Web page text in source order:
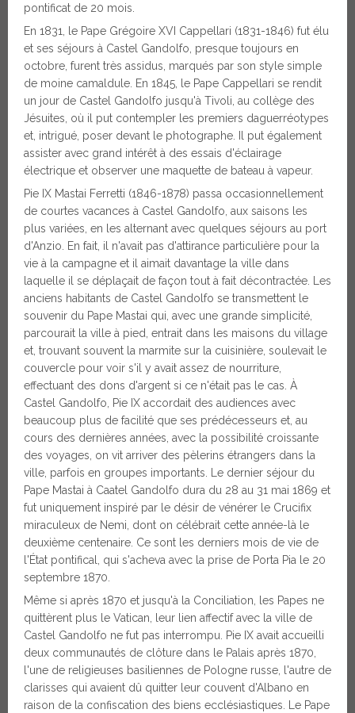
pontificat de 20 mois.
En 1831, le Pape Grégoire XVI Cappellari (1831-1846) fut élu
et ses séjours à Castel Gandolfo, presque toujours en
octobre, furent très assidus, marqués par son style simple
de moine camaldule. En 1845, le Pape Cappellari se rendit
un jour de Castel Gandolfo jusqu'à Tivoli, au collège des
Jésuites, où il put contempler les premiers daguerréotypes
et, intrigué, poser devant le photographe. Il put également
assister avec grand intérêt à des essais d'éclairage
électrique et observer une maquette de bateau à vapeur.
Pie IX Mastai Ferretti (1846-1878) passa occasionnellement
de courtes vacances à Castel Gandolfo, aux saisons les
plus variées, en les alternant avec quelques séjours au port
d'Anzio. En fait, il n'avait pas d'attirance particulière pour la
vie à la campagne et il aimait davantage la ville dans
laquelle il se déplaçait de façon tout à fait décontractée. Les
anciens habitants de Castel Gandolfo se transmettent le
souvenir du Pape Mastai qui, avec une grande simplicité,
parcourait la ville à pied, entrait dans les maisons du village
et, trouvant souvent la marmite sur la cuisinière, soulevait le
couvercle pour voir s'il y avait assez de nourriture,
effectuant des dons d'argent si ce n'était pas le cas. À
Castel Gandolfo, Pie IX accordait des audiences avec
beaucoup plus de facilité que ses prédécesseurs et, au
cours des dernières années, avec la possibilité croissante
des voyages, on vit arriver des pèlerins étrangers dans la
ville, parfois en groupes importants. Le dernier séjour du
Pape Mastai à Caatel Gandolfo dura du 28 au 31 mai 1869 et
fut uniquement inspiré par le désir de vénérer le Crucifix
miraculeux de Nemi, dont on célébrait cette année-là le
deuxième centenaire. Ce sont les derniers mois de vie de
l'État pontifical, qui s'acheva avec la prise de Porta Pia le 20
septembre 1870.
Même si après 1870 et jusqu'à la Conciliation, les Papes ne
quittèrent plus le Vatican, leur lien affectif avec la ville de
Castel Gandolfo ne fut pas interrompu. Pie IX avait accueilli
deux communautés de clôture dans le Palais après 1870,
l'une de religieuses basiliennes de Pologne russe, l'autre de
clarisses qui avaient dû quitter leur couvent d'Albano en
raison de la confiscation des biens ecclésiastiques. Le Pape